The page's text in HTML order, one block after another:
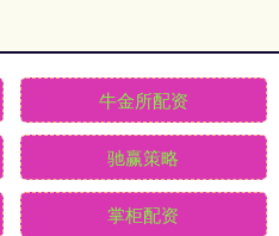
牛金所配资
驰赢策略
掌柜配资